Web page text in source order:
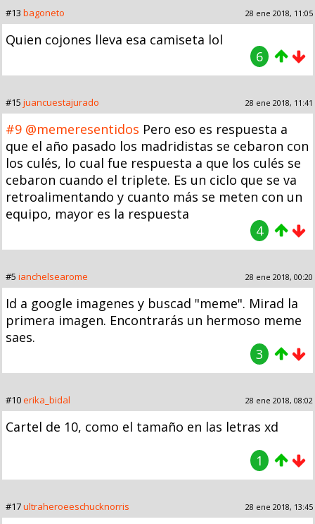
#13 bagoneto 28 ene 2018, 11:05
Quien cojones lleva esa camiseta lol
6
#15 juancuestajurado 28 ene 2018, 11:41
#9 @memeresentidos Pero eso es respuesta a
que el año pasado los madridistas se cebaron con
los culés, lo cual fue respuesta a que los culés se
cebaron cuando el triplete. Es un ciclo que se va
retroalimentando y cuanto más se meten con un
equipo, mayor es la respuesta
4
#5 ianchelsearome 28 ene 2018, 00:20
Id a google imagenes y buscad "meme". Mirad la
primera imagen. Encontrarás un hermoso meme
saes.
3
#10erika_bidal 28 ene 2018, 08:02
Cartel de 10, como el tamaño en las letras xd
1
#17ultraheroeeschucknorris 28 ene 2018, 13:45